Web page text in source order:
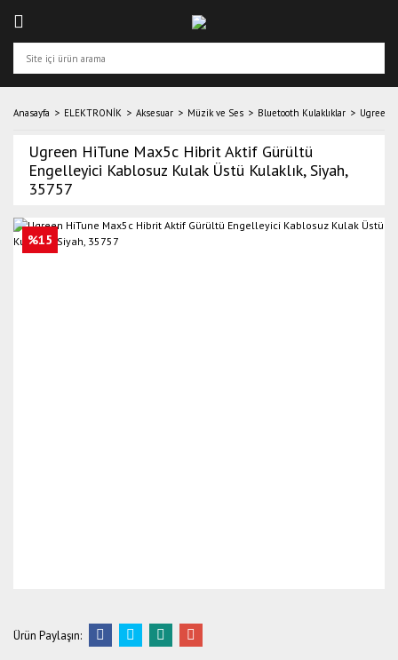
Anasayfa ELEKTRONİK Aksesuar Müzik ve Ses Bluetooth Kulaklıklar Ugreen
Ugreen HiTune Max5c Hibrit Aktif Gürültü
Engelleyici Kablosuz Kulak Üstü Kulaklık, Siyah,
35757
%15
Ürün Paylaşın: